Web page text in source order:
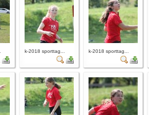
k-2018 sporttag... k-2018 sporttag...